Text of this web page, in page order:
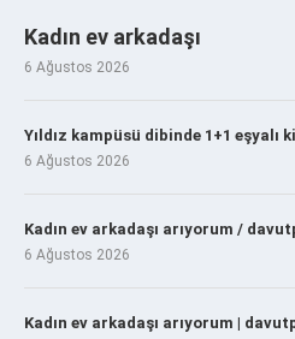
Kadın ev arkadaşı
6 Ağustos 2026
Yıldız kampüsü dibinde 1+1 eşyalı
6 Ağustos 2026
Kadın ev arkadaşı arıyorum /
6 Ağustos 2026
Kadın ev arkadaşı arıyorum |